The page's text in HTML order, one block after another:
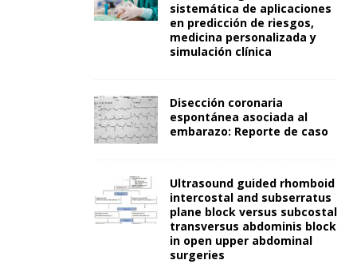
sistemática de aplicaciones
en predicción de riesgos,
medicina personalizada y
simulación clínica
Disección coronaria
espontánea asociada al
embarazo: Reporte de caso
Ultrasound guided rhomboid
intercostal and subserratus
plane block versus subcostal
transversus abdominis block
in open upper abdominal
surgeries